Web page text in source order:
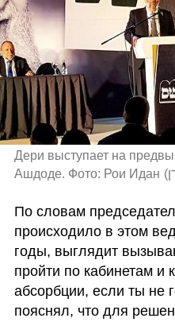
Дери выступает на
Ашдоде. Фото: Рои Идан (
По словам
происходило в этом
годы, выглядит
пройти по кабинетам и
абсорбции, если ты не
пояснял, что для